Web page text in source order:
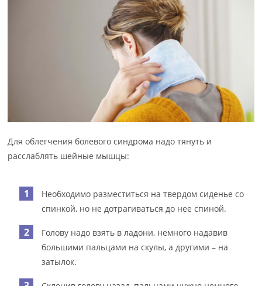
Для облегчения болевого синдрома надо тянуть и
расслаблять шейные мышцы:
Необходимо разместиться на твердом сиденье со
спинкой, но не дотрагиваться до нее спиной.
Голову надо взять в ладони, немного надавив
большими пальцами на скулы, а другими – на
затылок.